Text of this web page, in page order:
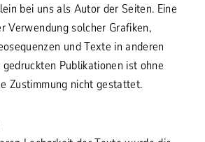
bei uns als Autor der Seiten. Eine
Verwendung solcher Grafiken,
und Texte in anderen
Publikationen ist ohne
Zustimmung nicht gestattet.